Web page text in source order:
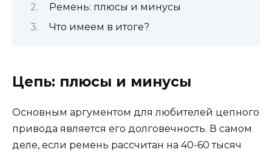
Ремень: плюсы и минусы
Что имеем в итоге?
Цепь: плюсы и минусы
Основным аргументом для любителей цепного
привода является его долговечность. В самом
деле, если ремень рассчитан на 40-60 тысяч